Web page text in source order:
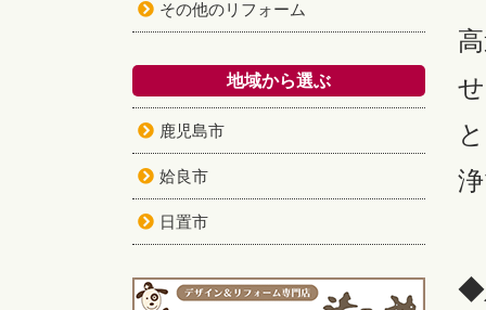
◆
その他のリフォーム
地域から選ぶ
鹿児島市
姶良市
日置市